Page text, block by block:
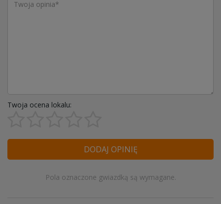
Twoja ocena lokalu:
DODAJ OPINIĘ
Pola oznaczone gwiazdką są wymagane.